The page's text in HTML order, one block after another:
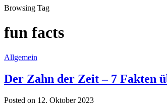
Browsing Tag
fun facts
Allgemein
Der Zahn der Zeit – 7 Fakten
Posted on 12. Oktober 2023